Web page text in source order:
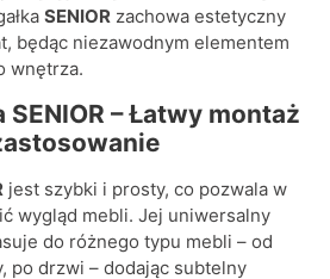
SENIOR zachowa estetyczny
będąc niezawodnym elementem
wnętrza.
SENIOR –Łatwy montaż
jest szybki i prosty, co pozwala w
wygląd mebli. Jej uniwersalny
do różnego typu mebli – od
po drzwi – dodając subtelny